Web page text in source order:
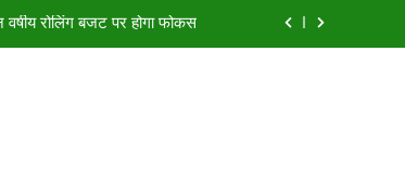
बिलासपुर में ले रहीं प्रशिक्षण
कारोबार और धन लाभ का हाल